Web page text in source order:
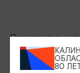
ДАТЫ
80